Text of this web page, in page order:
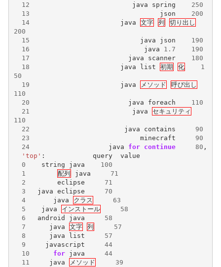
12
java spring
250
13
json
200
14
java 文字 列
切り出し
200
15
java json
190
16
java 1.7
190
17
java scanner
180
18
java list 初期 化
1
50
19
java メソッド
呼び出し
110
20
java foreach
110
21
java
セキュリティ
110
22
java contains
90
23
minecraft
90
24
java for continue 80 ,
'top' : query
value
0
string java
100
1
配列 java
71
2
eclipse
71
3
java eclipse
70
4
java クラス
63
5
java インストール
58
6
android java
58
7
java 文字 列
57
8
java list
57
9
javascript
44
10
for java
44
11
java メソッド 39